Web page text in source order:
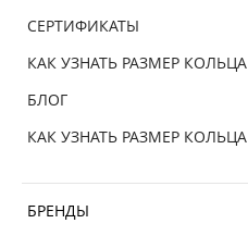
СЕРТИФИКАТЫ
КАК УЗНАТЬ РАЗМЕР КОЛЬЦА
БЛОГ
КАК УЗНАТЬ РАЗМЕР КОЛЬЦА
БРЕНДЫ